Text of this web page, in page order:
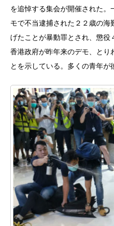
を追悼する集会が開催された
モで不当逮捕された２２歳の
げたことが暴動罪とされ、懲
香港政府が昨年来のデモ、とり
とを示している。多くの青年が